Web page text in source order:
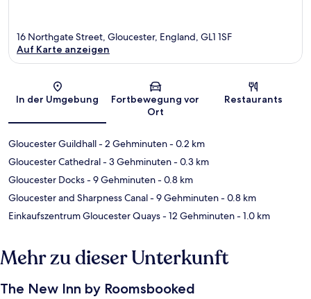
Karte
16 Northgate Street, Gloucester, England, GL1 1SF
Auf Karte anzeigen
In der Umgebung
Fortbewegung vor
Ort
Restaurants
Gloucester Guildhall- 2 Gehminuten- 0.2 km
Gloucester Cathedral- 3 Gehminuten- 0.3 km
Gloucester Docks- 9 Gehminuten- 0.8 km
Gloucester and Sharpness Canal- 9 Gehminuten- 0.8 km
Einkaufszentrum Gloucester Quays- 12 Gehminuten- 1.0 km
Mehr zu dieser Unterkunft
The New Inn by Roomsbooked